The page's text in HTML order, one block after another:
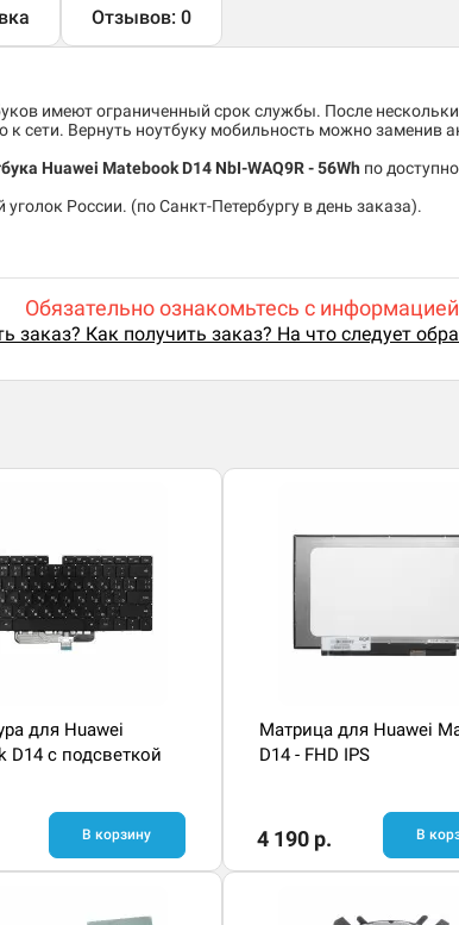
Отзывов: 0
имеют ограниченный срок службы. После
сети. Вернуть ноутбуку мобильность можно заменив
Huawei Matebook D14 NbI-WAQ9R- 56Wh по
России. (по Санкт-Петербургу в день заказа).
Обязательно ознакомьтесь с
заказ? Как получить заказ? На что следует
для Huawei
D14 с подсветкой
В корзину
Матрица для Huawei
D14 - FHD IPS
4 190 р. В